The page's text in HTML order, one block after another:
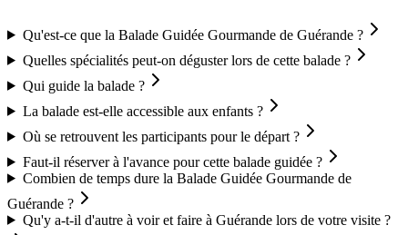
Qu'est-ce que la Balade Guidée Gourmande de Guérande ?
Quelles spécialités peut-on déguster lors de cette balade ?
Qui guide la balade ?
La balade est-elle accessible aux enfants ?
Où se retrouvent les participants pour le départ ?
Faut-il réserver à l'avance pour cette balade guidée ?
Combien de temps dure la Balade Guidée Gourmande de
Guérande ?
Qu'y a-t-il d'autre à voir et faire à Guérande lors de votre visite ?